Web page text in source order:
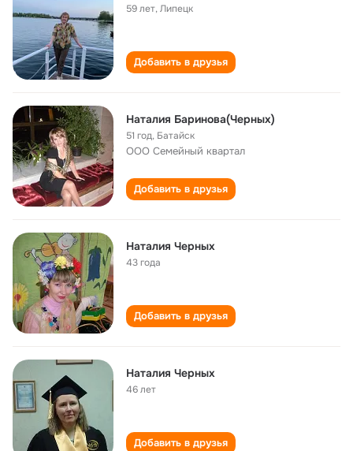
59 лет,Липецк
Добавить в друзья
Наталия Баринова(Черных)
51 год, Батайск
ООО Семейный квартал
Добавить в друзья
Наталия Черных
43 года
Добавить в друзья
Наталия Черных
46 лет
Добавить в друзья